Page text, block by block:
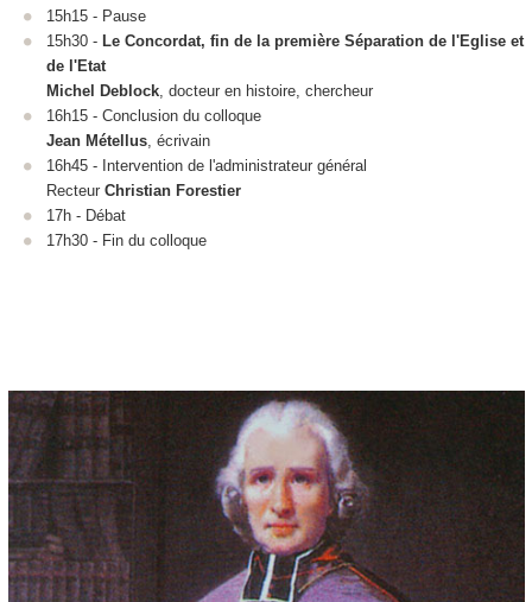
15h15 - Pause
15h30 - Le Concordat, fin de la première Séparation de l'Eglise et
de l'Etat
Michel Deblock, docteur en histoire, chercheur
16h15 - Conclusion du colloque
Jean Métellus, écrivain
16h45 - Intervention de l'administrateur général
Recteur Christian Forestier
17h - Débat
17h30 - Fin du colloque